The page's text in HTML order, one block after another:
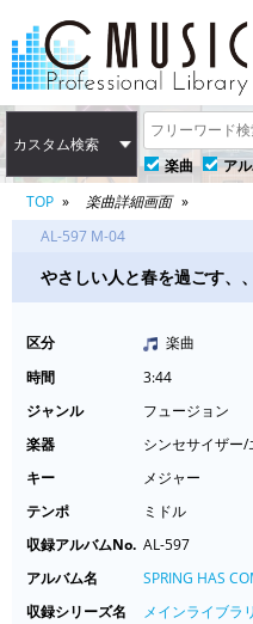
カスタム検索
楽曲
ア
TOP
楽曲詳細画面
AL-597 M-04
やさしい人と春を過ごす、、
区分
楽曲
時間
3:44
ジャンル
フュージョン
楽器
シンセサイザー
キー
メジャー
テンポ
ミドル
収録アルバムNo. AL-597
アルバム名
SPRING HAS
収録シリーズ名
メインライブラ